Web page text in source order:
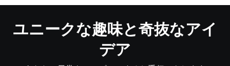
ユニークな趣味と奇抜なアイ
デア